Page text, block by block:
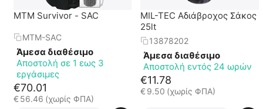
MTM Survivor - SAC
MTM-SAC
Άμεσα διαθέσιμο
Αποστολή σε 1 εως 3
εργάσιμες
€70.01
€ 56.46 (χωρίς ΦΠΑ)
MIL-TEC Αδιάβροχος Σάκος
25lt
13878202
Άμεσα διαθέσιμο
Αποστολή εντός 24 ωρών
€11.78
€9.50 (χωρίς ΦΠΑ)